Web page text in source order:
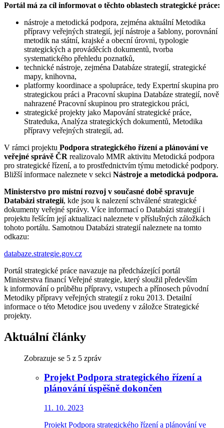
Portál má za cíl informovat o těchto oblastech strategické práce:
nástroje a metodická podpora, zejména aktuální Metodika
přípravy veřejných strategií, její nástroje a šablony, porovnání
metodik na státní, krajské a obecní úrovni, typologie
strategických a prováděcích dokumentů, tvorba
systematického přehledu poznatků,
technické nástroje, zejména Databáze strategií, strategické
mapy, knihovna,
platformy koordinace a spolupráce, tedy Expertní skupina pro
strategickou práci a Pracovní skupina Databáze strategií, nově
nahrazené Pracovní skupinou pro strategickou práci,
strategické projekty jako Mapování strategické práce,
Strateduka, Analýza strategických dokumentů, Metodika
přípravy veřejných strategií, ad.
V rámci projektu Podpora strategického řízení a plánování ve
veřejné správě ČR realizovalo MMR aktivitu Metodická podpora
pro strategické řízení, a to prostřednictvím týmu metodické podpory.
Bližší informace naleznete v sekci Nástroje a metodická podpora.
Ministerstvo pro místní rozvoj v současné době spravuje
Databázi strategií, kde jsou k nalezení schválené strategické
dokumenty veřejné správy. Více informací o Databázi strategií i
projektu řešícím její aktualizaci naleznete v příslušných záložkách
tohoto portálu. Samotnou Databázi strategií naleznete na tomto
odkazu:
databaze.strategie.gov.cz
Portál strategické práce navazuje na předcházející portál
Ministerstva financí Veřejné strategie, který sloužil především
k informování o průběhu přípravy, vstupech a přínosech původní
Metodiky přípravy veřejných strategií z roku 2013. Detailní
informace o této Metodice jsou uvedeny v záložce Strategické
projekty.
Aktuální články
Zobrazuje se 5 z 5 zpráv
Projekt Podpora strategického řízení a
plánování úspěšně dokončen
11. 10. 2023
Projekt Podpora strategického řízení a plánování ve